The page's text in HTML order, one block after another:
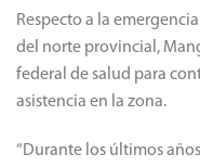
Respecto a la
del norte provincial,
federal de salud para
asistencia en la zona.
“Durante los últimos